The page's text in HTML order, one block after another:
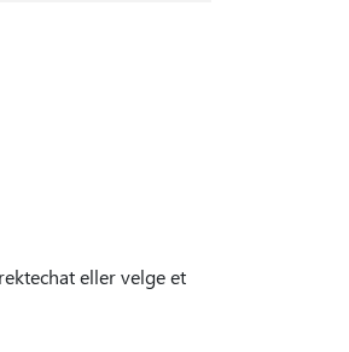
eller velge et